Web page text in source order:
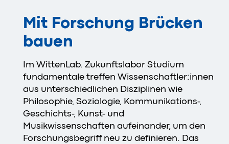
Mit Forschung Brücken
bauen
Im WittenLab. Zukunftslabor Studium
fundamentale treffen Wissenschaftler:innen
aus unterschiedlichen Disziplinen wie
Philosophie, Soziologie, Kommunikations-,
Geschichts-, Kunst- und
Musikwissenschaften aufeinander, um den
Forschungsbegriff neu zu definieren. Das